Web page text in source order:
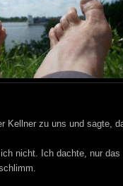
Kellner zu uns und sagte,
nicht. Ich dachte, nur das